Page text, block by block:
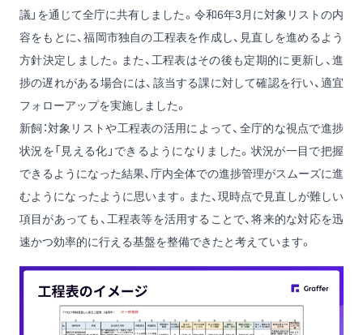
議」を通じて全庁に共有しました。令和6年3月に対象リストの内
容をもとに、福岡市独自の工程表を作成し、見直しを進めるよう
方針決定しました。また、工程表はその後も定期的に更新し、進
捗の遅れがある場合には、該当する課に対して確認を行い、適宜
フォローアップを実施しました。
新飼：対象リストや工程表の活用によって、全庁的な視点で進捗
状況を「見える化」できるようになりました。状況が一目で把握
できるようになった結果、庁内全体での進捗管理がスムーズに進
むようになったように思います。また、現時点で見直しが難しい
項目があっても、工程表等を活用することで、将来的な対応を迅
速かつ効率的に行える基盤を整備できたと考えています。